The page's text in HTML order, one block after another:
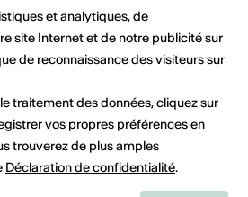
Téléphone +41 27 606 45 69
E-Mail
Site Internet
Type de formation
Cours
et analytiques, de
site Internet et de notre publicité sur
de reconnaissance des visiteurs sur
traitement des données, cliquez sur
vos propres préférences en
trouverez de plus amples
Déclaration de confidentialité.